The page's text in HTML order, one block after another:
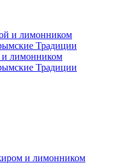
и лимонником
Традиции